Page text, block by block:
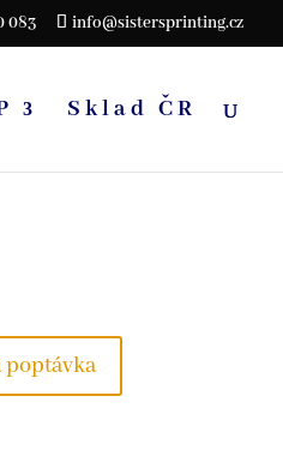
083 info@sistersprinting.cz
Sklad ČR
poptávka